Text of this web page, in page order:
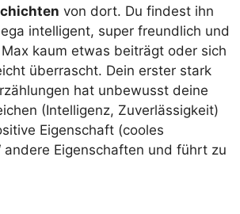
von dort. Du findest ihn
intelligent, super freundlich und
kaum etwas beiträgt oder sich
überrascht. Dein erster stark
hat unbewusst deine
(Intelligenz, Zuverlässigkeit)
Eigenschaft (cooles
andere Eigenschaften und führt zu